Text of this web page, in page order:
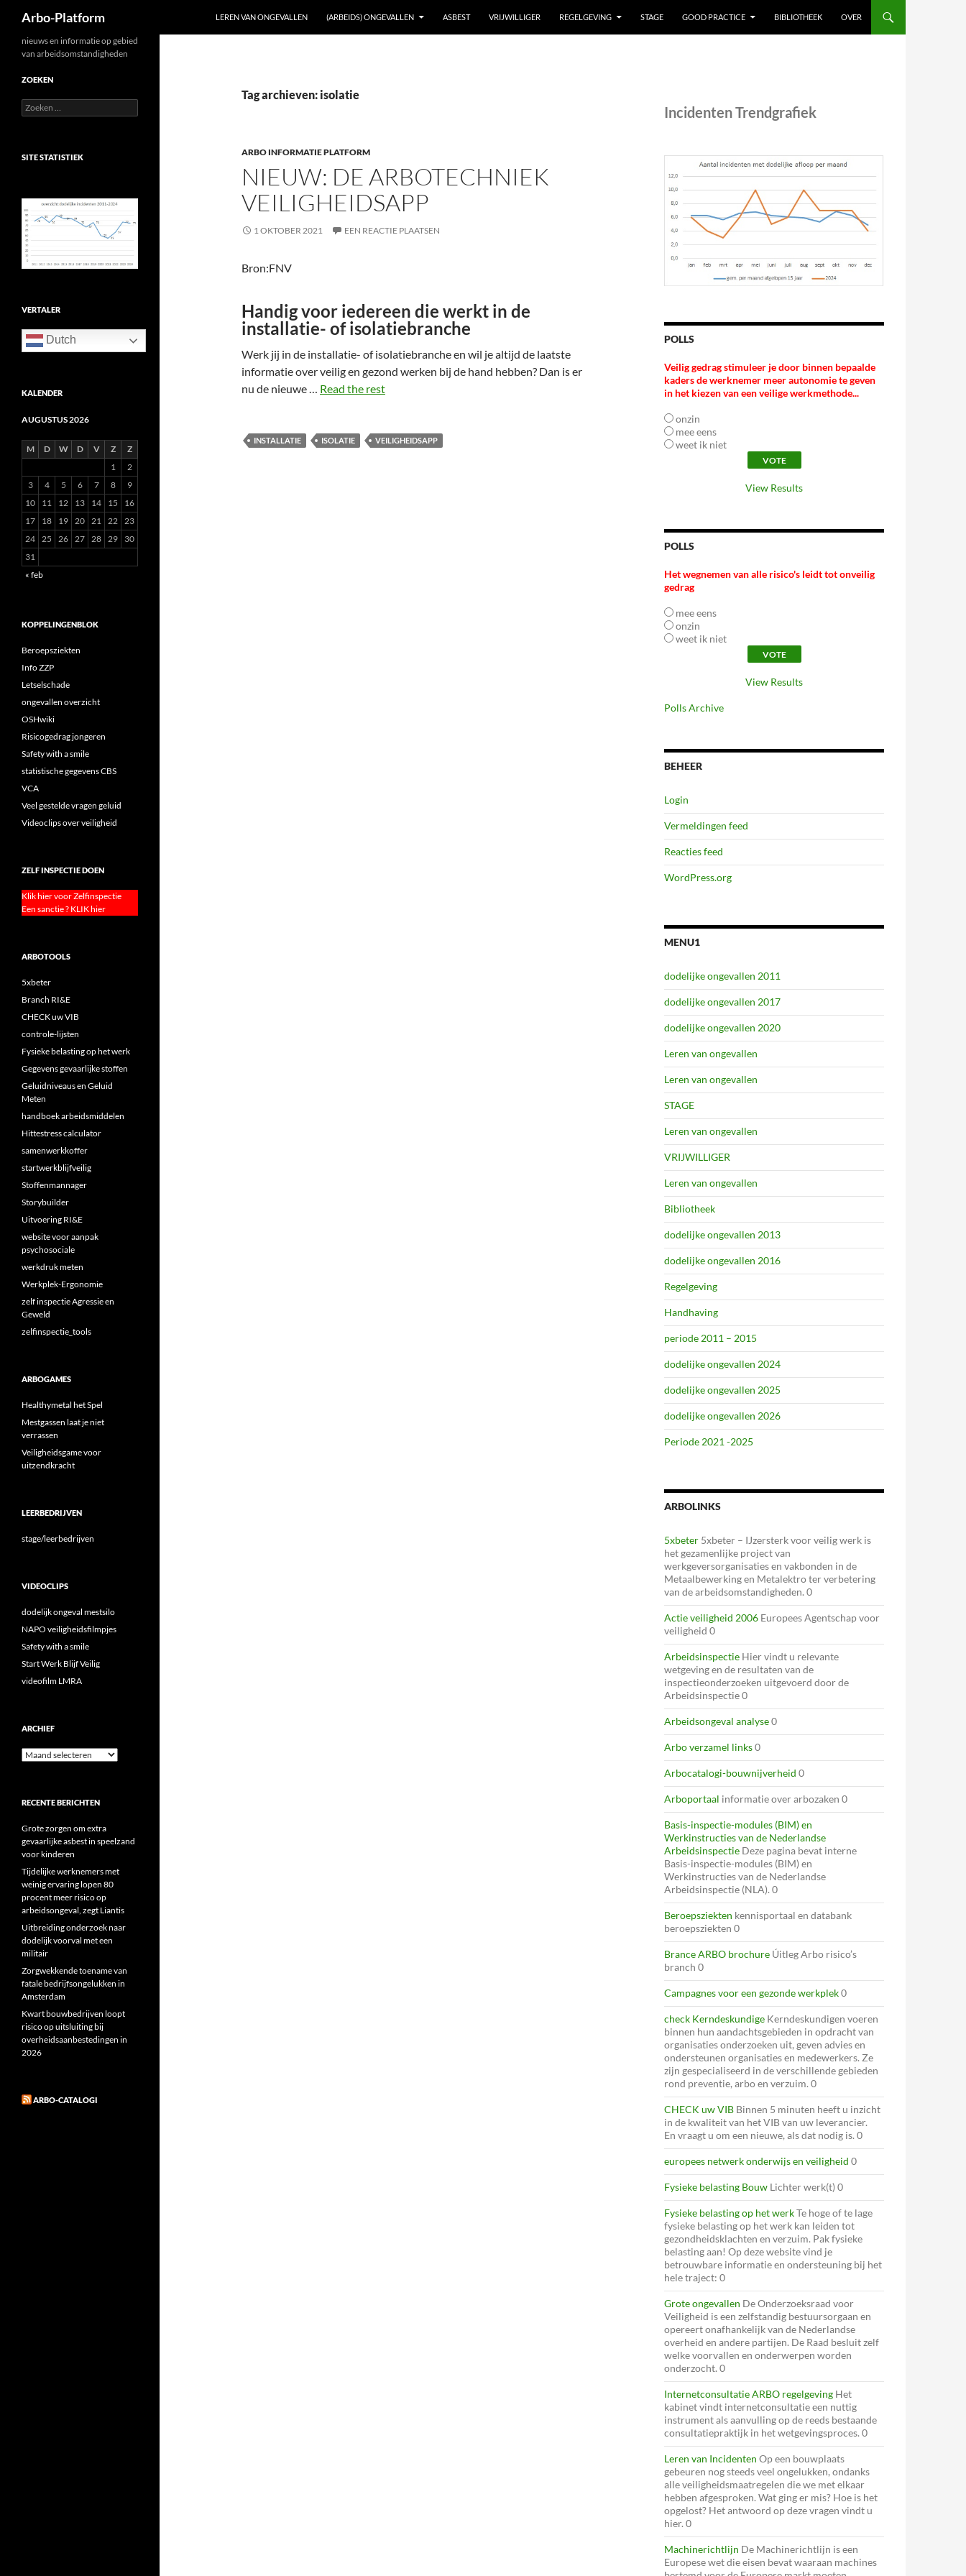
Arbo-Platform LEREN VAN ONGEVALLEN (ARBEIDS) ONGEVALLEN ASBEST VRIJWILLIGER REGELGEVING STAGE GOOD PRACTICE BIBLIOTHEEK OVER
Tag archieven: isolatie
ARBO INFORMATIE PLATFORM
NIEUW: DE ARBOTECHNIEK
VEILIGHEIDSAPP
1 OKTOBER 2021 EEN REACTIE PLAATSEN
Bron:FNV
Handig voor iedereen die werkt in de
installatie- of isolatiebranche
Werk jij in de installatie- of isolatiebranche en wil je altijd de laatste
informatie over veilig en gezond werken bij de hand hebben? Dan is er
nu de nieuwe … Read the rest
INSTALLATIE ISOLATIE VEILIGHEIDSAPP
Incidenten Trendgrafiek
POLLS
Veilig gedrag stimuleer je door binnen bepaalde
kaders de werknemer meer autonomie te geven
in het kiezen van een veilige werkmethode...
onzin
mee eens
weet ik niet
View Results
POLLS
Het wegnemen van alle risico's leidt tot onveilig
gedrag
mee eens
onzin
weet ik niet
View Results
Polls Archive
BEHEER
Login
Vermeldingen feed
Reacties feed
WordPress.org
MENU1
dodelijke ongevallen 2011
dodelijke ongevallen 2017
dodelijke ongevallen 2020
Leren van ongevallen
Leren van ongevallen
STAGE
Leren van ongevallen
VRIJWILLIGER
Leren van ongevallen
Bibliotheek
dodelijke ongevallen 2013
dodelijke ongevallen 2016
Regelgeving
Handhaving
periode 2011 – 2015
dodelijke ongevallen 2024
dodelijke ongevallen 2025
dodelijke ongevallen 2026
Periode 2021 -2025
ARBOLINKS
5xbeter 5xbeter – IJzersterk voor veilig werk is
het gezamenlijke project van
werkgeversorganisaties en vakbonden in de
Metaalbewerking en Metalektro ter verbetering
van de arbeidsomstandigheden. 0
Actie veiligheid 2006 Europees Agentschap voor
veiligheid 0
Arbeidsinspectie Hier vindt u relevante
wetgeving en de resultaten van de
inspectieonderzoeken uitgevoerd door de
Arbeidsinspectie 0
Arbeidsongeval analyse0
Arbo verzamel links0
Arbocatalogi-bouwnijverheid 0
Arboportaal informatie over arbozaken 0
Basis-inspectie-modules (BIM) en
Werkinstructies van de Nederlandse
Arbeidsinspectie Deze pagina bevat interne
Basis-inspectie-modules (BIM) en
Werkinstructies van de Nederlandse
Arbeidsinspectie (NLA). 0
Beroepsziekten kennisportaal en databank
beroepsziekten 0
Brance ARBO brochure Úitleg Arbo risico’s
branch 0
Campagnes voor een gezonde werkplek0
check Kerndeskundige Kerndeskundigen voeren
binnen hun aandachtsgebieden in opdracht van
organisaties onderzoeken uit, geven advies en
ondersteunen organisaties en medewerkers. Ze
zijn gespecialiseerd in de verschillende gebieden
rond preventie, arbo en verzuim. 0
CHECK uw VIB Binnen 5 minuten heeft u inzicht
in de kwaliteit van het VIB van uw leverancier.
En vraagt u om een nieuwe, als dat nodig is. 0
europees netwerk onderwijs en veiligheid 0
Fysieke belasting Bouw Lichter werk(t) 0
Fysieke belasting op het werkTe hoge of te lage
fysieke belasting op het werk kan leiden tot
gezondheidsklachten en verzuim. Pak fysieke
belasting aan! Op deze website vind je
betrouwbare informatie en ondersteuning bij het
hele traject: 0
Grote ongevallen De Onderzoeksraad voor
Veiligheid is een zelfstandig bestuursorgaan en
opereert onafhankelijk van de Nederlandse
overheid en andere partijen. De Raad besluit zelf
welke voorvallen en onderwerpen worden
onderzocht. 0
Internetconsultatie ARBO regelgeving Het
kabinet vindt internetconsultatie een nuttig
instrument als aanvulling op de reeds bestaande
consultatiepraktijk in het wetgevingsproces. 0
Leren van Incidenten Op een bouwplaats
gebeuren nog steeds veel ongelukken, ondanks
alle veiligheidsmaatregelen die we met elkaar
hebben afgesproken. Wat ging er mis? Hoe is het
opgelost? Het antwoord op deze vragen vindt u
hier. 0
Machinerichtlijn De Machinerichtlijn is een
Europese wet die eisen bevat waaraan machines
nieuws en informatie op gebied
van arbeidsomstandigheden
ZOEKEN
Zoeken
naar:
SITE STATISTIEK
VERTALER
Dutch
KALENDER
AUGUSTUS 2026
M D W D V Z
Z
1
2
3
4 5 6 7 8
9
10
11 12 13 14 15
16
17
18 19 20 21 22
23
24
25 26 27 28 29
30
31
« feb
KOPPELINGENBLOK
Beroepsziekten
Info ZZP
Letselschade
ongevallen overzicht
OSHwiki
Risicogedrag jongeren
Safety with a smile
statistische gegevens CBS
VCA
Veel gestelde vragen geluid
Videoclips over veiligheid
ZELF INSPECTIE DOEN
Klik hier voor Zelfinspectie
Een sanctie ? KLIK hier
ARBOTOOLS
5xbeter
Branch RI&E
CHECK uw VIB
controle-lijsten
Fysieke belasting op het werk
Gegevens gevaarlijke stoffen
Geluidniveaus en Geluid
Meten
handboek arbeidsmiddelen
Hittestress calculator
samenwerkkoffer
startwerkblijfveilig
Stoffenmannager
Storybuilder
Uitvoering RI&E
website voor aanpak
psychosociale
werkdruk meten
Werkplek-Ergonomie
zelf inspectie Agressie en
Geweld
zelfinspectie_tools
ARBOGAMES
Healthymetal het Spel
Mestgassen laat je niet
verrassen
Veiligheidsgame voor
uitzendkracht
LEERBEDRIJVEN
stage/leerbedrijven
VIDEOCLIPS
dodelijk ongeval mestsilo
NAPO veiligheidsfilmpjes
Safety with a smile
Start Werk Blijf Veilig
videofilm LMRA
ARCHIEF
Archief
RECENTE BERICHTEN
Grote zorgen om extra
gevaarlijke asbest in speelzand
voor kinderen
Tijdelijke werknemers met
weinig ervaring lopen 80
procent meer risico op
arbeidsongeval, zegt Liantis
Uitbreiding onderzoek naar
dodelijk voorval met een
militair
Zorgwekkende toename van
fatale bedrijfsongelukken in
Amsterdam
Kwart bouwbedrijven loopt
risico op uitsluiting bij
overheidsaanbestedingen in
2026
ARBO-CATALOGI